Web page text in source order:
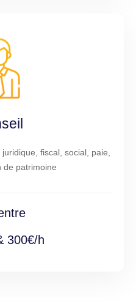
fiscal, social, paie,
de patrimoine
300€/h